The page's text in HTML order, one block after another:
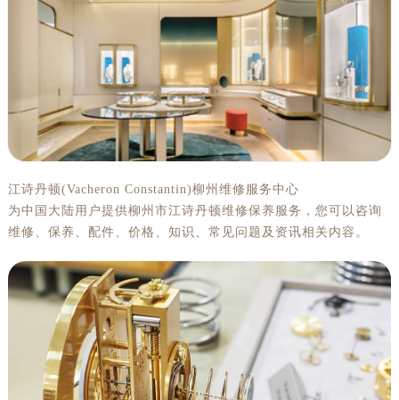
江诗丹顿(Vacheron Constantin)柳州维修服务中心
为中国大陆用户提供柳州市江诗丹顿维修保养服务，您可以咨询
维修、保养、配件、价格、知识、常见问题及资讯相关内容。